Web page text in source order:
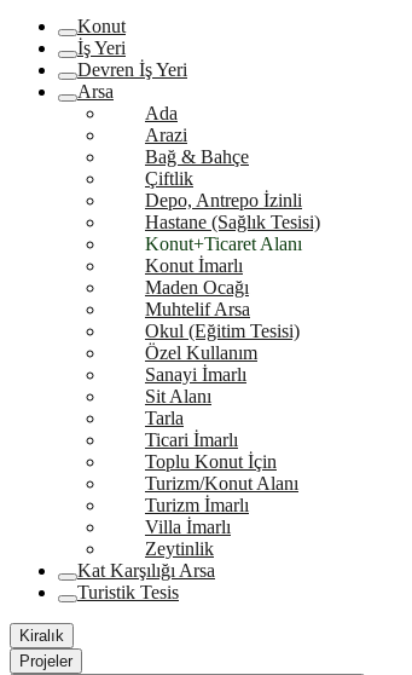
Konut
İş Yeri
Devren İş Yeri
Arsa
Ada
Arazi
Bağ & Bahçe
Çiftlik
Depo, Antrepo İzinli
Hastane (Sağlık Tesisi)
Konut+Ticaret Alanı
Konut İmarlı
Maden Ocağı
Muhtelif Arsa
Okul (Eğitim Tesisi)
Özel Kullanım
Sanayi İmarlı
Sit Alanı
Tarla
Ticari İmarlı
Toplu Konut İçin
Turizm/Konut Alanı
Turizm İmarlı
Villa İmarlı
Zeytinlik
Kat Karşılığı Arsa
Turistik Tesis
Kiralık
Projeler